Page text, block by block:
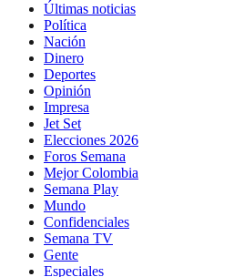
Últimas noticias
Política
Nación
Dinero
Deportes
Opinión
Impresa
Jet Set
Elecciones 2026
Foros Semana
Mejor Colombia
Semana Play
Mundo
Confidenciales
Semana TV
Gente
Especiales